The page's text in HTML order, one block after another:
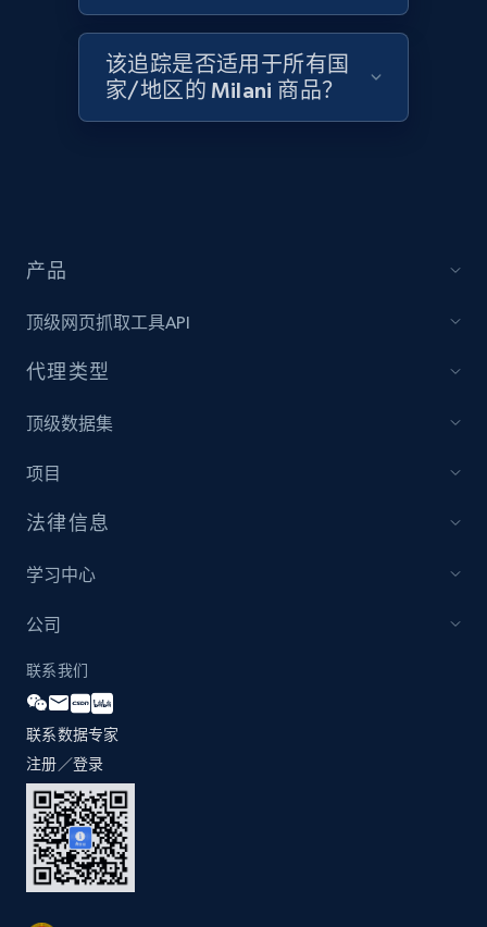
Title, Seller name, Brand, Description, Initial
price, Currency, Availability, Reviews count, and
2.1K+ 375+ 立即开始
products by best sellers category URL
price, Currency, Availability, Reviews count, and
Amazon products by seller URL
Title, Seller name, Brand, Description, Initial
more.
2.1K+
Amazon products global dataset - Collect
products from Brands URLs
Title, Seller name, Brand, Description, Initial
price, Currency, Availability, Reviews count, and
more.
该追踪是否适用于所有国
家/地区的 Milani 商品？
产品
顶级网页抓取工具API
代理类型
顶级数据集
项目
法律信息
学习中心
公司
联系我们
联系数据专家
注册／登录